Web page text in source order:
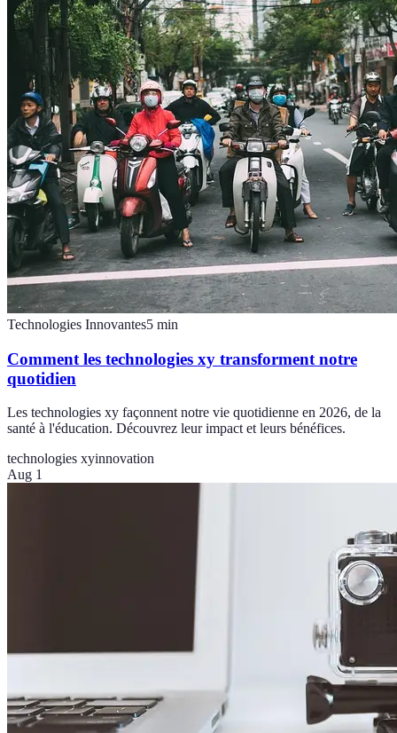
Technologies Innovantes5 min
Comment les technologies xy transforment notre
quotidien
Les technologies xy façonnent notre vie quotidienne en 2026, de la
santé à l'éducation. Découvrez leur impact et leurs bénéfices.
technologies xyinnovation
Aug 1